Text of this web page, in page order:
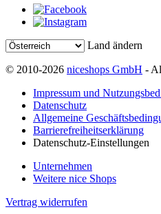
Land ändern
© 2010-2026 niceshops GmbH -
Impressum und
Datenschutz
Allgemeine
Barrierefreiheitserklärung
Datenschutz-Einstellungen
Unternehmen
Weitere nice Shops
Vertrag widerrufen